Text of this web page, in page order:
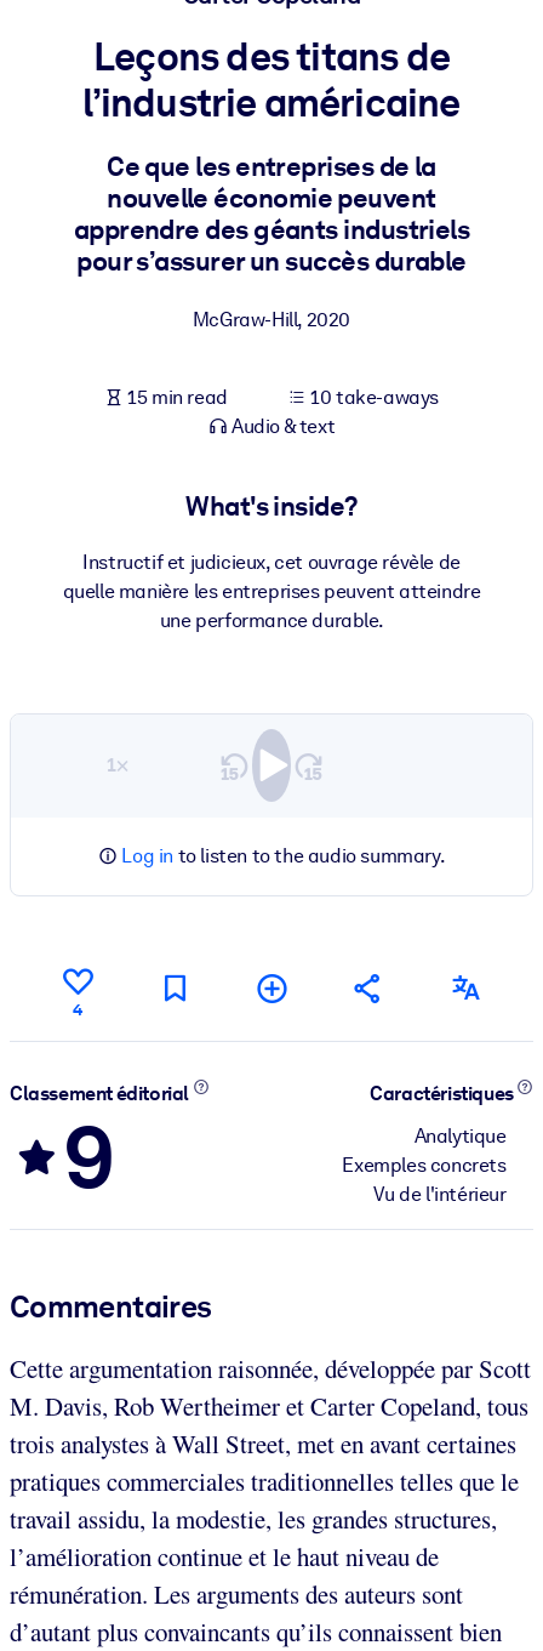
BY SYSTEM
For LMS/LXP
Bring bite-sized, verified knowledge into your LMS/LXP for
For Corporate Libraries
Enrich your corporate library with trusted, ready-to-use business
knowledge.
Leçons des titans de
l’industrie américaine
Ce que les entreprises de la
nouvelle économie peuvent
apprendre des géants industriels
pour s’assurer un succès durable
McGraw-Hill, 2020
15 min read
10 take-aways
Audio & text
What's inside?
Instructif et judicieux, cet ouvrage révèle de
quelle manière les entreprises peuvent atteindre
une performance durable.
1×
Log in to listen to the audio summary.
4
Classement éditorial
9
Caractéristiques
Analytique
Exemples concrets
Vu de l'intérieur
Commentaires
Cette argumentation raisonnée, développée par Scott
M. Davis, Rob Wertheimer et Carter Copeland, tous
trois analystes à Wall Street, met en avant certaines
pratiques commerciales traditionnelles telles que le
travail assidu, la modestie, les grandes structures,
l’amélioration continue et le haut niveau de
rémunération. Les arguments des auteurs sont
d’autant plus convaincants qu’ils connaissent bien